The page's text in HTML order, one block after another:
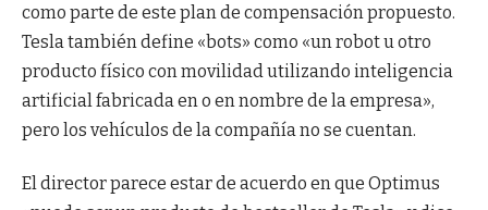
como parte de este plan de compensación propuesto.
Tesla también define «bots» como «un robot u otro
producto físico con movilidad utilizando inteligencia
artificial fabricada en o en nombre de la empresa»,
pero los vehículos de la compañía no se cuentan.
El director parece estar de acuerdo en que Optimus